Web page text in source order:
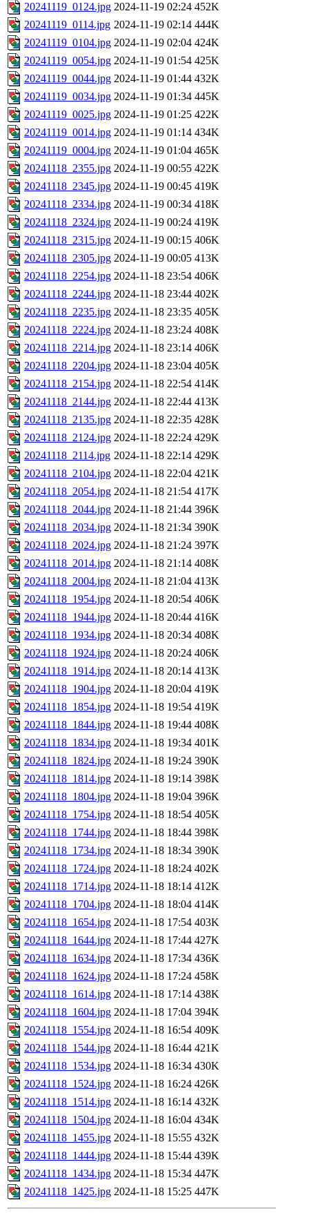
20241119_0124.jpg 2024-11-19 02:24 452K
20241119_0114.jpg 2024-11-19 02:14 444K
20241119_0104.jpg 2024-11-19 02:04 424K
20241119_0054.jpg 2024-11-19 01:54 425K
20241119_0044.jpg 2024-11-19 01:44 432K
20241119_0034.jpg 2024-11-19 01:34 445K
20241119_0025.jpg 2024-11-19 01:25 422K
20241119_0014.jpg 2024-11-19 01:14 434K
20241119_0004.jpg 2024-11-19 01:04 465K
20241118_2355.jpg 2024-11-19 00:55 422K
20241118_2345.jpg 2024-11-19 00:45 419K
20241118_2334.jpg 2024-11-19 00:34 418K
20241118_2324.jpg 2024-11-19 00:24 419K
20241118_2315.jpg 2024-11-19 00:15 406K
20241118_2305.jpg 2024-11-19 00:05 413K
20241118_2254.jpg 2024-11-18 23:54 406K
20241118_2244.jpg 2024-11-18 23:44 402K
20241118_2235.jpg 2024-11-18 23:35 405K
20241118_2224.jpg 2024-11-18 23:24 408K
20241118_2214.jpg 2024-11-18 23:14 406K
20241118_2204.jpg 2024-11-18 23:04 405K
20241118_2154.jpg 2024-11-18 22:54 414K
20241118_2144.jpg 2024-11-18 22:44 413K
20241118_2135.jpg 2024-11-18 22:35 428K
20241118_2124.jpg 2024-11-18 22:24 429K
20241118_2114.jpg 2024-11-18 22:14 429K
20241118_2104.jpg 2024-11-18 22:04 421K
20241118_2054.jpg 2024-11-18 21:54 417K
20241118_2044.jpg 2024-11-18 21:44 396K
20241118_2034.jpg 2024-11-18 21:34 390K
20241118_2024.jpg 2024-11-18 21:24 397K
20241118_2014.jpg 2024-11-18 21:14 408K
20241118_2004.jpg 2024-11-18 21:04 413K
20241118_1954.jpg 2024-11-18 20:54 406K
20241118_1944.jpg 2024-11-18 20:44 416K
20241118_1934.jpg 2024-11-18 20:34 408K
20241118_1924.jpg 2024-11-18 20:24 406K
20241118_1914.jpg 2024-11-18 20:14 413K
20241118_1904.jpg 2024-11-18 20:04 419K
20241118_1854.jpg 2024-11-18 19:54 419K
20241118_1844.jpg 2024-11-18 19:44 408K
20241118_1834.jpg 2024-11-18 19:34 401K
20241118_1824.jpg 2024-11-18 19:24 390K
20241118_1814.jpg 2024-11-18 19:14 398K
20241118_1804.jpg 2024-11-18 19:04 396K
20241118_1754.jpg 2024-11-18 18:54 405K
20241118_1744.jpg 2024-11-18 18:44 398K
20241118_1734.jpg 2024-11-18 18:34 390K
20241118_1724.jpg 2024-11-18 18:24 402K
20241118_1714.jpg 2024-11-18 18:14 412K
20241118_1704.jpg 2024-11-18 18:04 414K
20241118_1654.jpg 2024-11-18 17:54 403K
20241118_1644.jpg 2024-11-18 17:44 427K
20241118_1634.jpg 2024-11-18 17:34 436K
20241118_1624.jpg 2024-11-18 17:24 458K
20241118_1614.jpg 2024-11-18 17:14 438K
20241118_1604.jpg 2024-11-18 17:04 394K
20241118_1554.jpg 2024-11-18 16:54 409K
20241118_1544.jpg 2024-11-18 16:44 421K
20241118_1534.jpg 2024-11-18 16:34 430K
20241118_1524.jpg 2024-11-18 16:24 426K
20241118_1514.jpg 2024-11-18 16:14 432K
20241118_1504.jpg 2024-11-18 16:04 434K
20241118_1455.jpg 2024-11-18 15:55 432K
20241118_1444.jpg 2024-11-18 15:44 439K
20241118_1434.jpg 2024-11-18 15:34 447K
20241118_1425.jpg 2024-11-18 15:25 447K